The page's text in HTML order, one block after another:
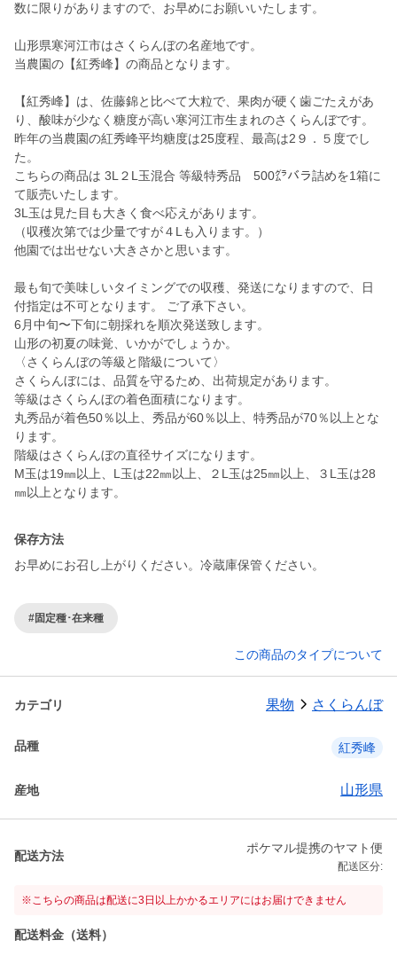
数に限りがありますので、お早めにお願いいたします。
山形県寒河江市はさくらんぼの名産地です。
当農園の【紅秀峰】の商品となります。
【紅秀峰】は、佐藤錦と比べて大粒で、果肉が硬く歯ごたえがあ
り、酸味が少なく糖度が高い寒河江市生まれのさくらんぼです。
昨年の当農園の紅秀峰平均糖度は25度程、最高は2９．５度でし
た。
こちらの商品は 3L２L玉混合 等級特秀品 500㌘バラ詰めを1箱に
て販売いたします。
3L玉は見た目も大きく食べ応えがあります。
（収穫次第では少量ですが４Lも入ります。）
他園では出せない大きさかと思います。
最も旬で美味しいタイミングでの収穫、発送になりますので、日
付指定は不可となります。 ご了承下さい。
6月中旬〜下旬に朝採れを順次発送致します。
山形の初夏の味覚、いかがでしょうか。
〈さくらんぼの等級と階級について〉
さくらんぼには、品質を守るため、出荷規定があります。
等級はさくらんぼの着色面積になります。
丸秀品が着色50％以上、秀品が60％以上、特秀品が70％以上とな
ります。
階級はさくらんぼの直径サイズになります。
M玉は19㎜以上、L玉は22㎜以上、２L玉は25㎜以上、３L玉は28
保存方法
お早めにお召し上がりください。冷蔵庫保管ください。
#固定種･在来種
この商品のタイプについて
カテゴリ 果物 さくらんぼ
品種 紅秀峰
産地 山形県
配送方法
ポケマル提携のヤマト便
配送区分:
※こちらの商品は配送に3日以上かかるエリアにはお届けできません
配送料金（送料）